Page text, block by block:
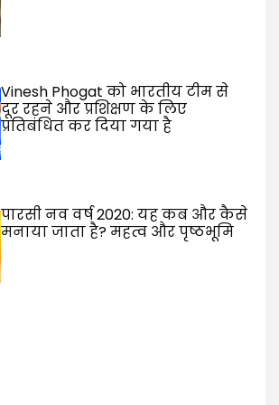
Vinesh Phogat को भारतीय टीम से
दूर रहने और प्रशिक्षण के लिए
प्रतिबंधित कर दिया गया है
पारसी नव वर्ष 2020: यह कब और कैसे
मनाया जाता है? महत्व और पृष्ठभूमि